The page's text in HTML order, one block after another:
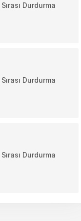
Durdurma
Durdurma
Durdurma